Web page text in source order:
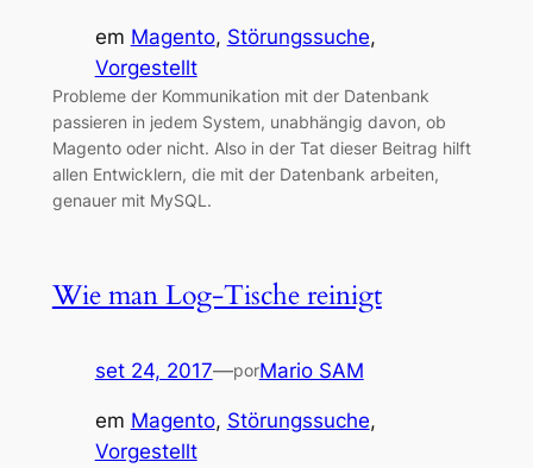
em Magento, Störungssuche
Vorgestellt
Probleme der Kommunikation mit der Datenbank
passieren in jedem System, unabhängig davon, ob
Magento oder nicht. Also in der Tat dieser Beitrag hilft
allen Entwicklern, die mit der Datenbank arbeiten,
genauer mit MySQL.
Wie man Log-Tische reinigt
set 24, 2017—porMario SAM
em Magento, Störungssuche
Vorgestellt